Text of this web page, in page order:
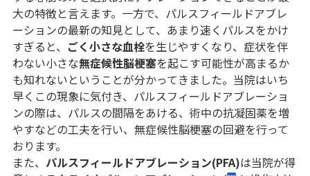
大の特徴と言えます。一方で、パルスフィールドアブレ
ーションの最新の知見として、あまり速くパルスをかけ
すぎると、 ごく小さな血栓を生じやすくなり、症状を伴
わない小さな無症候性脳梗塞を起こす可能性が高まるか
も知れないということが分かってきました。当院はいち
早くこの現象に気付き、パルスフィールドアブレーショ
ンの際は、パルスの間隔をあける、術中の抗凝固薬を増
やすなどの工夫を行い、無症候性脳梗塞の回避を行って
おります。
また、 パルスフィールドアブレーション(PFA)は当院が得